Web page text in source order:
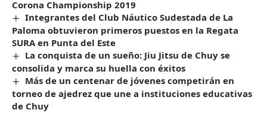
Corona Championship 2019
Integrantes del Club Náutico Sudestada de La
Paloma obtuvieron primeros puestos en la Regata
SURA en Punta del Este
La conquista de un sueño: Jiu Jitsu de Chuy se
consolida y marca su huella con éxitos
Más de un centenar de jóvenes competirán en
torneo de ajedrez que une a instituciones educativas
de Chuy